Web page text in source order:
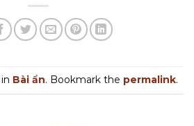
Bài ẩn. Bookmark the permalink.